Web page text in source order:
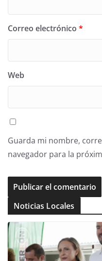
Correo electrónico *
Web
Guarda mi nombre,
navegador para la
Noticias Locales